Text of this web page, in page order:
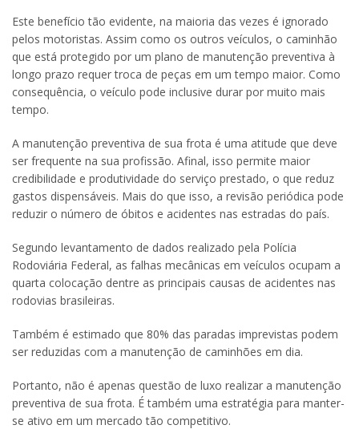
Este benefício tão evidente, na maioria das vezes é ignorado
pelos motoristas. Assim como os outros veículos, o caminhão
que está protegido por um plano de manutenção preventiva à
longo prazo requer troca de peças em um tempo maior. Como
consequência, o veículo pode inclusive durar por muito mais
tempo.
A manutenção preventiva de sua frota é uma atitude que deve
ser frequente na sua profissão. Afinal, isso permite maior
credibilidade e produtividade do serviço prestado, o que reduz
gastos dispensáveis. Mais do que isso, a revisão periódica pode
reduzir o número de óbitos e acidentes nas estradas do país.
Segundo levantamento de dados realizado pela Polícia
Rodoviária Federal, as falhas mecânicas em veículos ocupam a
quarta colocação dentre as principais causas de acidentes nas
rodovias brasileiras.
Também é estimado que 80% das paradas imprevistas podem
ser reduzidas com a manutenção de caminhões em dia.
Portanto, não é apenas questão de luxo realizar a manutenção
preventiva de sua frota. É também uma estratégia para manter-
se ativo em um mercado tão competitivo.